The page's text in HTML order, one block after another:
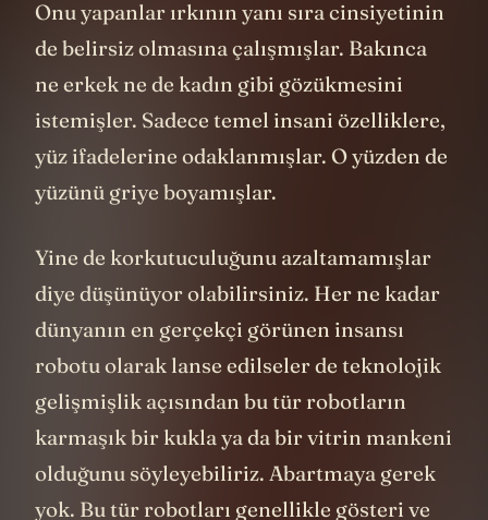
Onu yapanlar ırkının yanı sıra cinsiyetinin
de belirsiz olmasına çalışmışlar. Bakınca
ne erkek ne de kadın gibi gözükmesini
istemişler. Sadece temel insani özelliklere,
yüz ifadelerine odaklanmışlar. O yüzden de
yüzünü griye boyamışlar.
Yine de korkutuculuğunu azaltamamışlar
diye düşünüyor olabilirsiniz. Her ne kadar
dünyanın en gerçekçi görünen insansı
robotu olarak lanse edilseler de teknolojik
gelişmişlik açısından bu tür robotların
karmaşık bir kukla ya da bir vitrin mankeni
olduğunu söyleyebiliriz. Abartmaya gerek
yok. Bu tür robotları genellikle gösteri ve